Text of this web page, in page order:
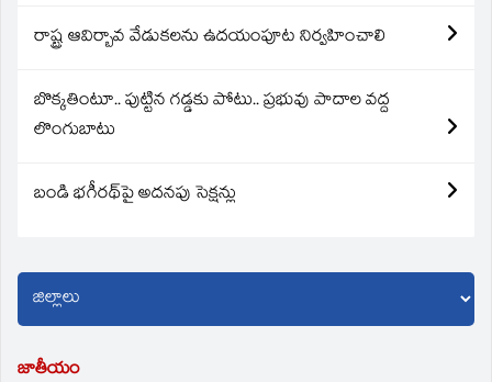
రాష్ట్ర ఆవిర్బావ వేడుకలను ఉదయంపూట నిర్వహించాలి
బొక్కతింటూ.. పుట్టిన గడ్డకు పోటు.. ప్రభువు పాదాల వద్ద
లొంగుబాటు
బండి భగీరథ్‌పై అదనపు సెక్షన్లు
జాతీయం